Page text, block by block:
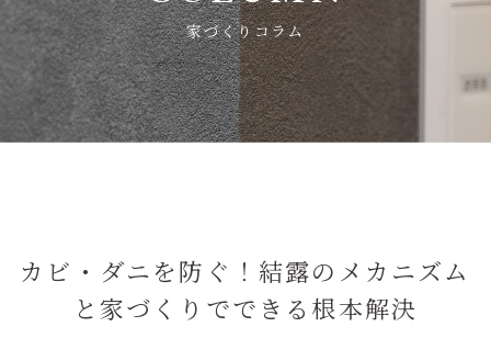
家づくりコラム
カビ・ダニを防ぐ！結露のメカニズム
と家づくりでできる根本解決